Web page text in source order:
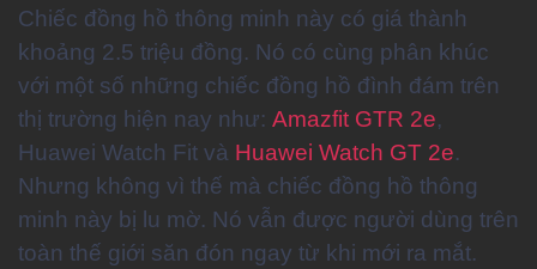
Chiếc đồng hồ thông minh này có giá thành
khoảng 2.5 triệu đồng. Nó có cùng phân khúc
với một số những chiếc đồng hồ đình đám trên
thị trường hiện nay như: Amazfit GTR 2e,
Huawei Watch Fit và Huawei Watch GT 2e.
Nhưng không vì thế mà chiếc đồng hồ thông
minh này bị lu mờ. Nó vẫn được người dùng trên
toàn thế giới săn đón ngay từ khi mới ra mắt.